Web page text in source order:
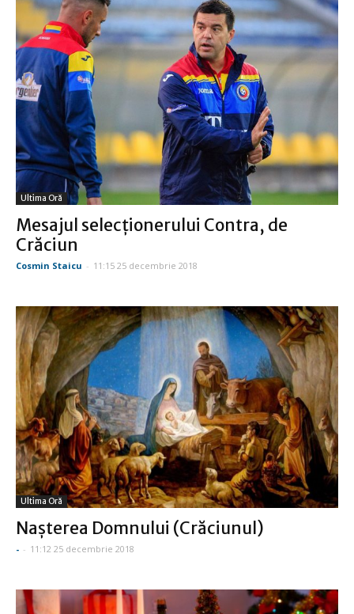
Ultima Oră
Mesajul selecţionerului Contra, de
Crăciun
Cosmin Staicu - 11:15 25 decembrie 2018
Ultima Oră
Naşterea Domnului (Crăciunul)
- - 11:12 25 decembrie 2018